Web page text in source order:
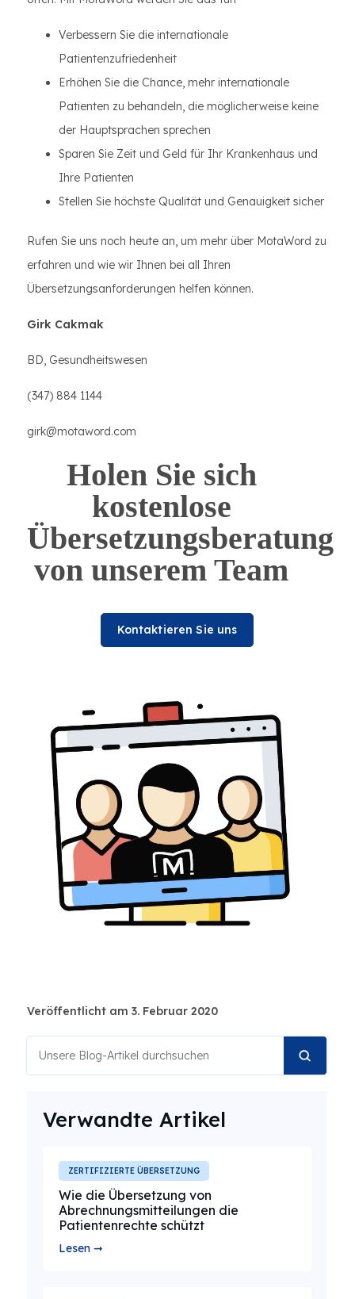
Verbessern Sie die internationale
Patientenzufriedenheit
Erhöhen Sie die Chance, mehr internationale
Patienten zu behandeln, die möglicherweise keine
der Hauptsprachen sprechen
Sparen Sie Zeit und Geld für Ihr Krankenhaus und
Ihre Patienten
Stellen Sie höchste Qualität und Genauigkeit sicher
Rufen Sie uns noch heute an, um mehr über MotaWord zu
erfahren und wie wir Ihnen bei all Ihren
Übersetzungsanforderungen helfen können.
Girk Cakmak
BD, Gesundheitswesen
(347) 884 1144
girk@motaword.com
Holen Sie sich
kostenlose
Übersetzungsberatung
von unserem Team
Kontaktieren Sie uns
Veröffentlicht am 3. Februar 2020
Verwandte Artikel
ZERTIFIZIERTE ÜBERSETZUNG
Wie die Übersetzung von
Abrechnungsmitteilungen die
Patientenrechte schützt
Lesen ➞